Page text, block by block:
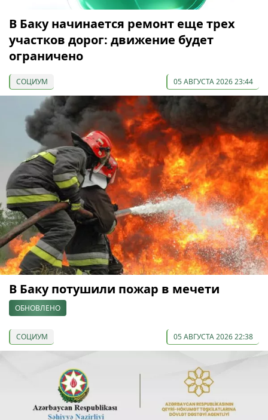
В Баку начинается ремонт еще трех
участков дорог: движение будет
ограничено
СОЦИУМ 05 АВГУСТА 2026 23:44
В Баку потушили пожар в мечети
ОБНОВЛЕНО
СОЦИУМ 05 АВГУСТА 2026 22:38